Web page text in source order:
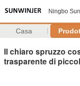
Ningbo
Casa
Il chiaro spruzzo
trasparente di